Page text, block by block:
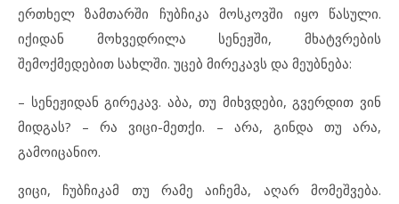
ერთხელ ზამთარში ჩუბჩიკა მოსკოვში იყო წასული.
იქიდან მოხვედრილა სენეჟში, მხატვრების
შემოქმედებით სახლში. უცებ მირეკავს და მეუბნება:
– სენეჟიდან გირეკავ. აბა, თუ მიხვდები, გვერდით ვინ
მიდგას? – რა ვიცი-მეთქი. – არა, გინდა თუ არა,
გამოიცანიო.
ვიცი, ჩუბჩიკამ თუ რამე აიჩემა, აღარ მომეშვება.